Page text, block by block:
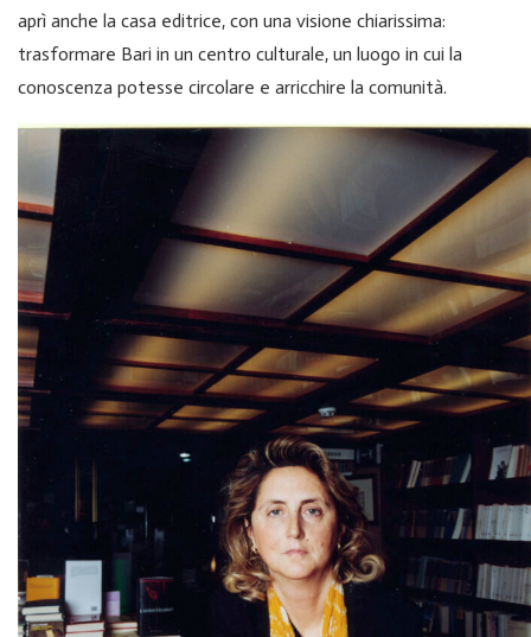
aprì anche la casa editrice, con una visione chiarissima:
trasformare Bari in un centro culturale, un luogo in cui la
conoscenza potesse circolare e arricchire la comunità.